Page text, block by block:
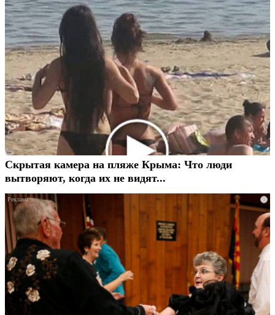
Скрытая камера на пляже Крыма: Что люди
вытворяют, когда их не видят...
i